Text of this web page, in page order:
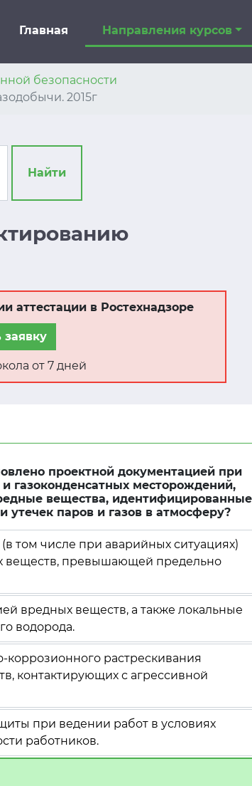
Главная Направления курсов
безопасности
2015г
Найти
аттестации в Ростехнадзоре
от 7 дней
проектной документацией при
газоконденсатных месторождений,
вещества, идентифицированные
паров и газов в атмосферу?
том числе при аварийных ситуациях)
веществ, превышающей предельно
вредных веществ, а также локальные
водорода.
растрескивания
контактирующих с агрессивной
при ведении работ в условиях
работников.